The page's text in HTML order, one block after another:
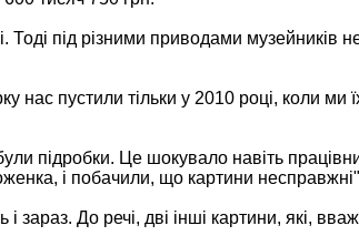
під різними приводами музейників
пустили тільки у 2010 році, коли ми
підробки. Це шокувало навіть
і побачили, що картини
До речі, дві інші картини, які,